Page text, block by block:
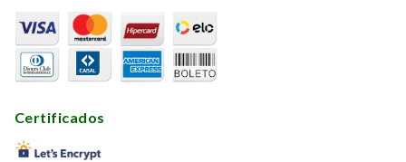
Certificados